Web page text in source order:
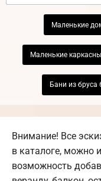
Маленькие
Маленькие
Бани из бруса
Внимание! Все
в каталоге, можно
возможность